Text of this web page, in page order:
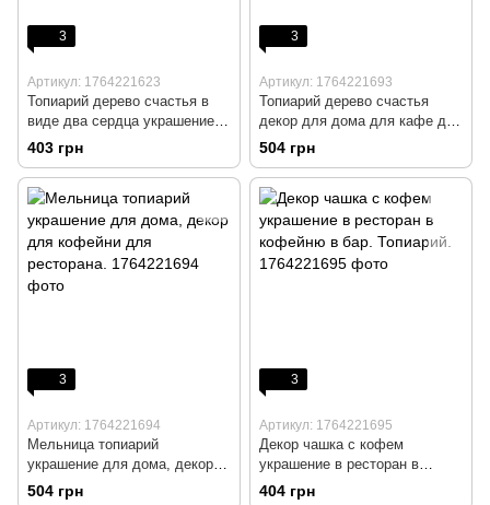
3
Артикул: 1764221623
Топиарий дерево счастья в
виде два сердца украшение
для дома для кафе для
кофейни для ресторана
топиарий.
403 грн
3
Артикул: 1764221693
Топиарий дерево счастья
декор для дома для кафе для
кофейни для ресторана.
504 грн
3
Артикул: 1764221694
Мельница топиарий
украшение для дома, декор
для кофейни для ресторана.
504 грн
3
Артикул: 1764221695
Декор чашка с кофем
украшение в ресторан в
кофейню в бар. Топиарий.
404 грн